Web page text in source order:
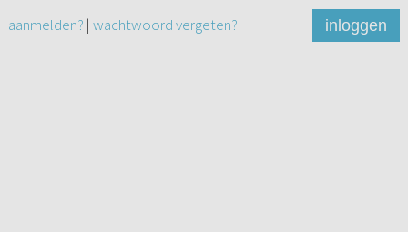
aanmelden? | wachtwoord vergeten? inloggen